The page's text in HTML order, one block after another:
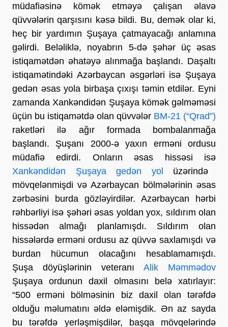
müdafiəsinə kömək etməyə çalışan əlavə
qüvvələrin qarşısını kəsə bildi. Bu, demək olar ki,
heç bir yardımın Şuşaya çatmayacağı anlamına
gəlirdi. Beləliklə, noyabrın 5-də şəhər üç əsas
istiqamətdən əhatəyə alınmağa başlandı. Daşaltı
istiqamətindəki Azərbaycan əsgərləri isə Şuşaya
gedən əsas yola birbaşa çıxışı təmin etdilər. Eyni
zamanda Xankəndidən Şuşaya kömək gəlməməsi
üçün bu istiqamətdə olan qüvvələr BM-21 (“Qrad”)
raketləri ilə ağır formada bombalanmağa
başlandı. Şuşanı 2000-ə yaxın erməni ordusu
müdafiə edirdi. Onların əsas hissəsi isə
Xankəndidən Şuşaya gedən yol üzərində
mövqelənmişdi və Azərbaycan bölmələrinin əsas
zərbəsini burda gözləyirdilər. Azərbaycan hərbi
rəhbərliyi isə şəhəri əsas yoldan yox, sıldırım olan
hissədən almağı planlamışdı. Sıldırım olan
hissələrdə erməni ordusu az qüvvə saxlamışdı və
burdan hücumun olacağını hesablamamışdı.
Şuşa döyüşlərinin veteranı Alik Məmmədov
Şuşaya ordunun daxil olmasını belə xatırlayır:
“500 erməni bölməsinin biz daxil olan tərəfdə
olduğu məlumatını əldə eləmişdik. Ən az sayda
bu tərəfdə yerləşmişdilər, başqa mövqelərində